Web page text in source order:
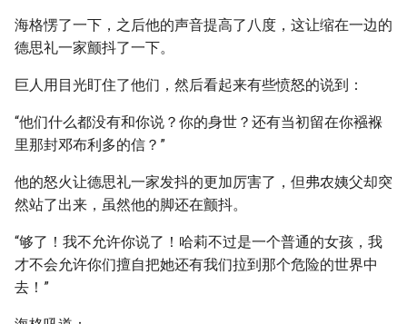
海格愣了一下，之后他的声音提高了八度，这让缩在一边的
德思礼一家颤抖了一下。
巨人用目光盯住了他们，然后看起来有些愤怒的说到：
“他们什么都没有和你说？你的身世？还有当初留在你襁褓
里那封邓布利多的信？”
他的怒火让德思礼一家发抖的更加厉害了，但弗农姨父却突
然站了出来，虽然他的脚还在颤抖。
“够了！我不允许你说了！哈莉不过是一个普通的女孩，我
才不会允许你们擅自把她还有我们拉到那个危险的世界中
去！”